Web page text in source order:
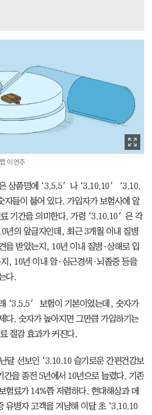
이연주
상품명에 ‘3.5.5′나 ‘3.10.10′ ‘3.10.
들이 붙어 있다. 가입자가 보험사에 알
기간을 의미한다. 가령 ‘3.10.10′은 각
년의 앞글자인데, 최근 3개월 이내 질병
을 받았는지, 10년 이내 질병·상해로 입
, 10년 이내 암·심근경색·뇌졸중 등을
다.
‘3.5.5′ 보험이 기본이었는데, 숫자가
다. 숫자가 높아지면 그만큼 가입하기는
절감 효과가 커진다.
달 선보인 ‘3.10.10 슬기로운 간편건강보
간을 종전 5년에서 10년으로 늘렸다. 기존
험료가 14%쯤 저렴하다. 현대해상과 메
유병자 고객을 겨냥해 이달 초 ‘3.10.10